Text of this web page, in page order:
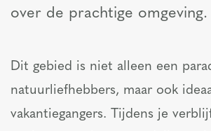
over de prachtige omgeving.
Dit gebied is niet alleen een
natuurliefhebbers, maar ook
vakantiegangers. Tijdens je